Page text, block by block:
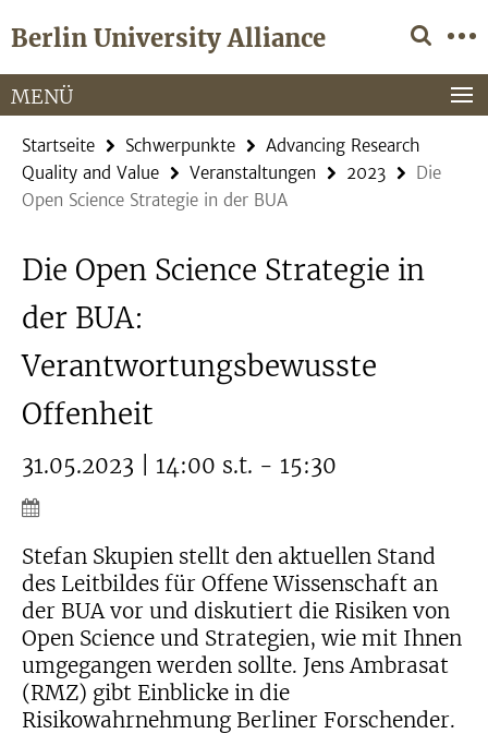
direkt
Inhalt
Berlin University Alliance
Service-
Navigation
MENÜ
Startseite Schwerpunkte
Advancing Research
Quality and Value
Veranstaltungen 2023
Die
Open Science Strategie in der BUA
Die Open Science Strategie in
der BUA:
Verantwortungsbewusste
Offenheit
31.05.2023 | 14:00 s.t. - 15:30
Stefan Skupien stellt den aktuellen Stand
des Leitbildes für Offene Wissenschaft an
der BUA vor und diskutiert die Risiken von
Open Science und Strategien, wie mit Ihnen
umgegangen werden sollte. Jens Ambrasat
(RMZ) gibt Einblicke in die
Risikowahrnehmung Berliner Forschender.